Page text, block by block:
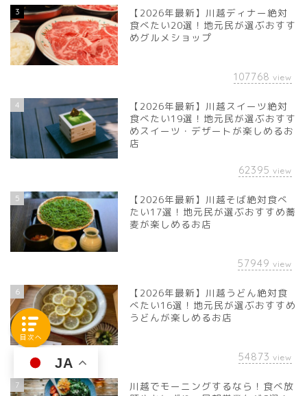
3
【2026年最新】川越ディナー絶対
食べたい20選！地元民が選ぶおすす
めグルメショップ
107768 view
4
【2026年最新】川越スイーツ絶対
食べたい19選！地元民が選ぶおすす
めスイーツ・デザートが楽しめるお
店
62395 view
5
【2026年最新】川越そば絶対食べ
たい17選！地元民が選ぶおすすめ蕎
麦が楽しめるお店
57949 view
6
【2026年最新】川越うどん絶対食
べたい16選！地元民が選ぶおすすめ
うどんが楽しめるお店
54873 view
7
川越でモーニングするなら！食べ放
JA
目次へ